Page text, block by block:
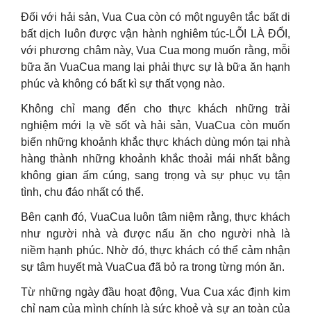
Đối với hải sản, Vua Cua còn có một nguyên tắc bất di
bất dịch luôn được vận hành nghiêm túc-LỖI LÀ ĐỔI,
với phương châm này, Vua Cua mong muốn rằng, mỗi
bữa ăn VuaCua mang lại phải thực sự là bữa ăn hạnh
phúc và không có bất kì sự thất vọng nào.
Không chỉ mang đến cho thực khách những trải
nghiệm mới lạ về sốt và hải sản, VuaCua còn muốn
biến những khoảnh khắc thực khách dùng món tại nhà
hàng thành những khoảnh khắc thoải mái nhất bằng
không gian ấm cúng, sang trọng và sự phục vụ tận
tình, chu đáo nhất có thể.
Bên cạnh đó, VuaCua luôn tâm niệm rằng, thực khách
như người nhà và được nấu ăn cho người nhà là
niềm hạnh phúc. Nhờ đó, thực khách có thể cảm nhận
sự tâm huyết mà VuaCua đã bỏ ra trong từng món ăn.
Từ những ngày đầu hoạt động, Vua Cua xác định kim
chỉ nam của mình chính là sức khoẻ và sự an toàn của